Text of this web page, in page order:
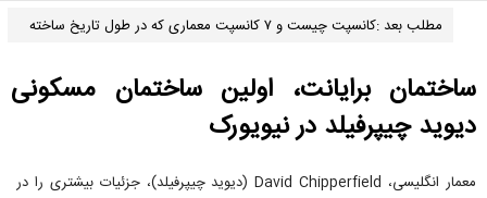
مطلب بعد :کانسپت چیست و ۷ کانسپت معماری که در طول تاریخ ساخته
ساختمان برایانت، اولین ساختمان مسکونی
دیوید چیپرفیلد در نیویورک
معمار انگلیسی، David Chipperfield (دیوید چیپرفیلد)، جزئیات بیشتری را در